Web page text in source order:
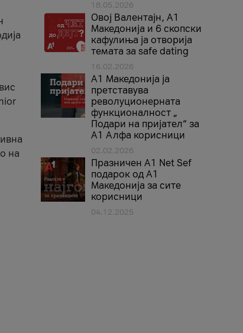
на
18.05.2026
Овој Валентајн, A1
Македонија и 6 скопски
кафулиња ја отворија
темата за safe dating
16.02.2026
А1 Македонија ја
претставува
револуционерната
функционалност „
Подари на пријател“ за
А1 Алфа корисници
02.02.2026
Празничен A1 Net Sеf
подарок од А1
Македонија за сите
корисници
04.12.2025